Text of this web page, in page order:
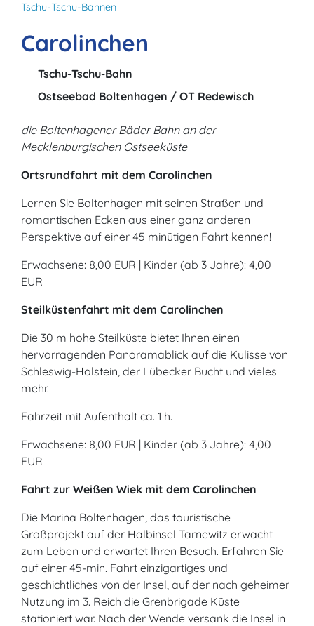
Tschu-Tschu-Bahnen
Carolinchen
Tschu-Tschu-Bahn
Ostseebad Boltenhagen / OT Redewisch
die Boltenhagener Bäder Bahn an der
Mecklenburgischen Ostseeküste
Ortsrundfahrt mit dem Carolinchen
Lernen Sie Boltenhagen mit seinen Straßen und
romantischen Ecken aus einer ganz anderen
Perspektive auf einer 45 minütigen Fahrt kennen!
Erwachsene: 8,00 EUR | Kinder (ab 3 Jahre): 4,00
EUR
Steilküstenfahrt mit dem Carolinchen
Die 30 m hohe Steilküste bietet Ihnen einen
hervorragenden Panoramablick auf die Kulisse von
Schleswig-Holstein, der Lübecker Bucht und vieles
mehr.
Fahrzeit mit Aufenthalt ca. 1 h.
Erwachsene: 8,00 EUR | Kinder (ab 3 Jahre): 4,00
EUR
Fahrt zur Weißen Wiek mit dem Carolinchen
Die Marina Boltenhagen, das touristische
Großprojekt auf der Halbinsel Tarnewitz erwacht
zum Leben und erwartet Ihren Besuch. Erfahren Sie
auf einer 45-min. Fahrt einzigartiges und
geschichtliches von der Insel, auf der nach geheimer
Nutzung im 3. Reich die Grenbrigade Küste
stationiert war. Nach der Wende versank die Insel in